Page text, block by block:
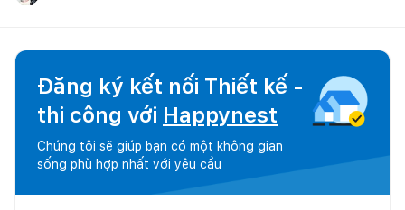
Đăng ký kết nối Thiết kế -
thi công với Happynest
Chúng tôi sẽ giúp bạn có một không gian
sống phù hợp nhất với yêu cầu